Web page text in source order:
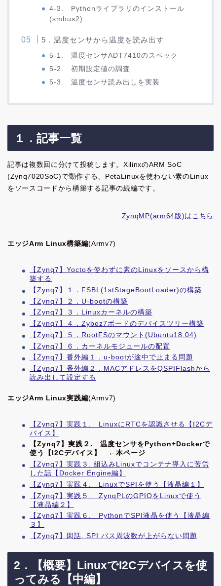
4-3. Pythonライブラリのインストール
(smbus2)
5．温度センサから温度を読み出す
5-1. 温度センサADT7410のスペック
5-2. 初期設定値の調査
5-3. 温度センサ読み出しを実装
１．記事一覧
記事は複数回に分けて投稿します。XilinxのARM SoC
(Zynq7020SoC)で動作する、PetaLinuxを使わない素のLinux
をソースコードから構築する記事の続編です。
ZynqMP(arm64版)はこちら
エッジArm Linux構築編(Armv7)
【Zynq7】Yoctoを使わずに素のLinuxをソースから構
築する
【Zynq7】１．FSBL(1stStageBootLoader)の構築
【Zynq7】２．U-bootの構築
【Zynq7】３．Linuxカーネルの構築
【Zynq7】４．Zyboz7ボードのデバイスツリー構築
【Zynq7】５．RootFSのマウント(Ubuntu18.04)
【Zynq7】６．カーネルモジュールの配置
【Zynq7】番外編１．u-bootが途中で止まる問題
【Zynq7】番外編２．MACアドレスをQSPIFlashから
読み出して設定する
エッジArm Linux実践編(Armv7)
【Zynq7】実践１. LinuxにRTCを認識させる【I2Cデ
バイス】
【Zynq7】実践２. 温度センサをPython+Dockerで
使う【I2Cデバイス】
←本ページ
【Zynq7】実践３. 組込みLinuxでコンテナ導入に苦労
した話【Docker Engine編】
【Zynq7】実践４. LinuxでSPIを使う【液晶編１】
【Zynq7】実践５. ZynqPLのGPIOをLinuxで使う
【液晶編２】
【Zynq7】実践６. PythonでSPI液晶を使う【液晶編
３】
【Zynq7】閑話. SPI バス周波数が上がらない問題
2．【概要】LinuxでI2Cデバイスを使
ってみる【中編】